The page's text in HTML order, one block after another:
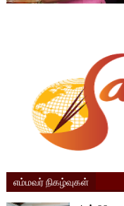
எம்மவர் நிகழ்வுகள்